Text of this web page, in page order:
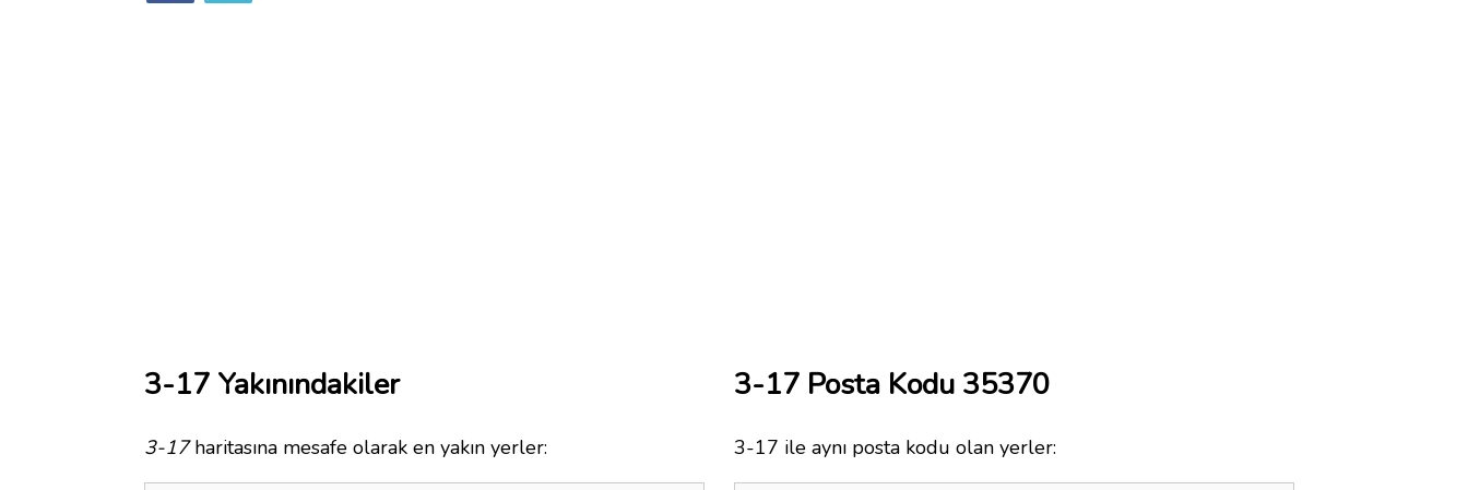
3-17 Yakınındakiler
3-17haritasına mesafe olarak en yakın yerler:
3-17 Posta Kodu 35370
3-17 ile aynı posta kodu olan yerler: